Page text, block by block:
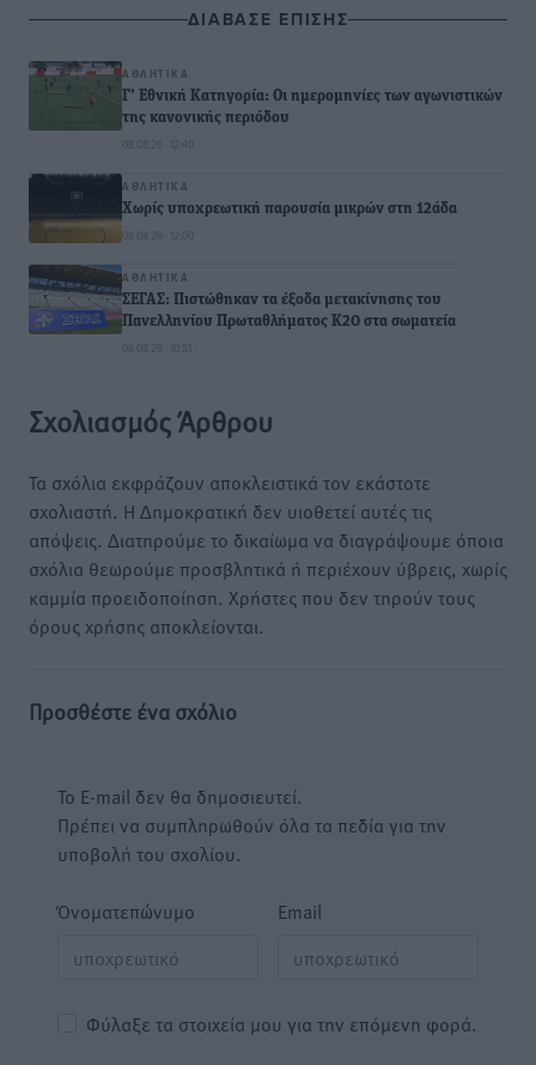
ΔΙΑΒΑΣΕ ΕΠΙΣΗΣ
ΑΘΛΗΤΙΚΆ
Γ’ Εθνική Κατηγορία: Οι ημερομηνίες των αγωνιστικών
της κανονικής περιόδου
08.08.26 · 12:40
ΑΘΛΗΤΙΚΆ
Χωρίς υποχρεωτική παρουσία μικρών στη 12άδα
08.08.26 · 12:00
ΑΘΛΗΤΙΚΆ
ΣΕΓΑΣ: Πιστώθηκαν τα έξοδα μετακίνησης του
Πανελληνίου Πρωταθλήματος Κ20 στα σωματεία
08.08.26 · 10:51
Σχολιασμός Άρθρου
Τα σχόλια εκφράζουν αποκλειστικά τον εκάστοτε
σχολιαστή. Η Δημοκρατική δεν υιοθετεί αυτές τις
απόψεις. Διατηρούμε το δικαίωμα να διαγράψουμε όποια
σχόλια θεωρούμε προσβλητικά ή περιέχουν ύβρεις, χωρίς
καμμία προειδοποίηση. Χρήστες που δεν τηρούν τους
όρους χρήσης αποκλείονται.
Προσθέστε ένα σχόλιο
Το E-mail δεν θα δημοσιευτεί.
Πρέπει να συμπληρωθούν όλα τα πεδία για την
υποβολή του σχολίου.
Όνοματεπώνυμο Email
Φύλαξε τα στοιχεία μου για την επόμενη φορά.